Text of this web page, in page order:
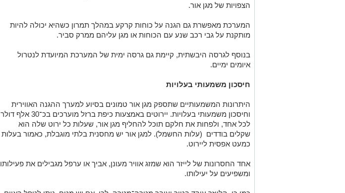
הצפויות של מגן אור.
המערכת מאפשרת גם הגנה על כוחות קרקע במהלך תמרון כשהיא יכולה להיות
מותקנת על גבי רכב שנע עם הכוחות או מגן עליהם ממרק סביר.
בנוסף לגרסה היבשתית, קיימת גם גרסה ימית של המערכת המיועדת לנטרול
איומים ימיים.
חיסכון משמעותי בעלויות
היתרונות המשמעותיים שתספק מגן אור טמונים בסיוע למערך ההגנה האווירית
וחיסכון משמעותי בעלויות. יירוטים באמצעות כיפת ברזל מוערכים בכ־30 אלף דולר
לכל אחד, ולפחות את חלקם תוכל להחליף מגן אור, שעלות כל ירוט שלה הוא
שקלים בודדים (עלות החשמל). למגן אור יש מחסנית בלתי מוגבלת, כאמור בעלות
כמעט אפסית ליירוט.
אחד החסרונות של לייזר הוא שמזג אוויר מעונן, אביך או ערפל מגבילים את פעילותו
ומשפיעים על יעילותו.